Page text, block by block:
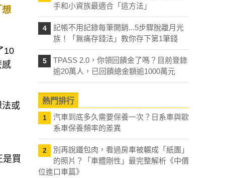
想
10
感
法或
是買
手和小資族最適合「這方法」
4
記帳不用記錄每筆開銷...5步驟脫離月光
族！「無痛存錢法」教你存下第1筆錢
5
TPASS 2.0，你領回饋金了嗎？目前登錄
逾20萬人，已回饋總金額逾1000萬元
熱門排行
1
汽車到底多久需要保養一次？日系車與歐
系車保養頻率的差異
2
別再說鐵包肉，看過房車被輾成「紙團」
的照片？「車體剛性」最完整解析《中價
位進口車篇》